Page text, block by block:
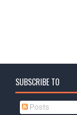
SUBSCRIBE TO
Posts